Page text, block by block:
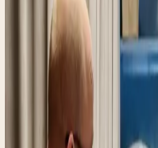
Vriendelijk ontvangst
Even een praatje, een kop
Ruime openingstijden